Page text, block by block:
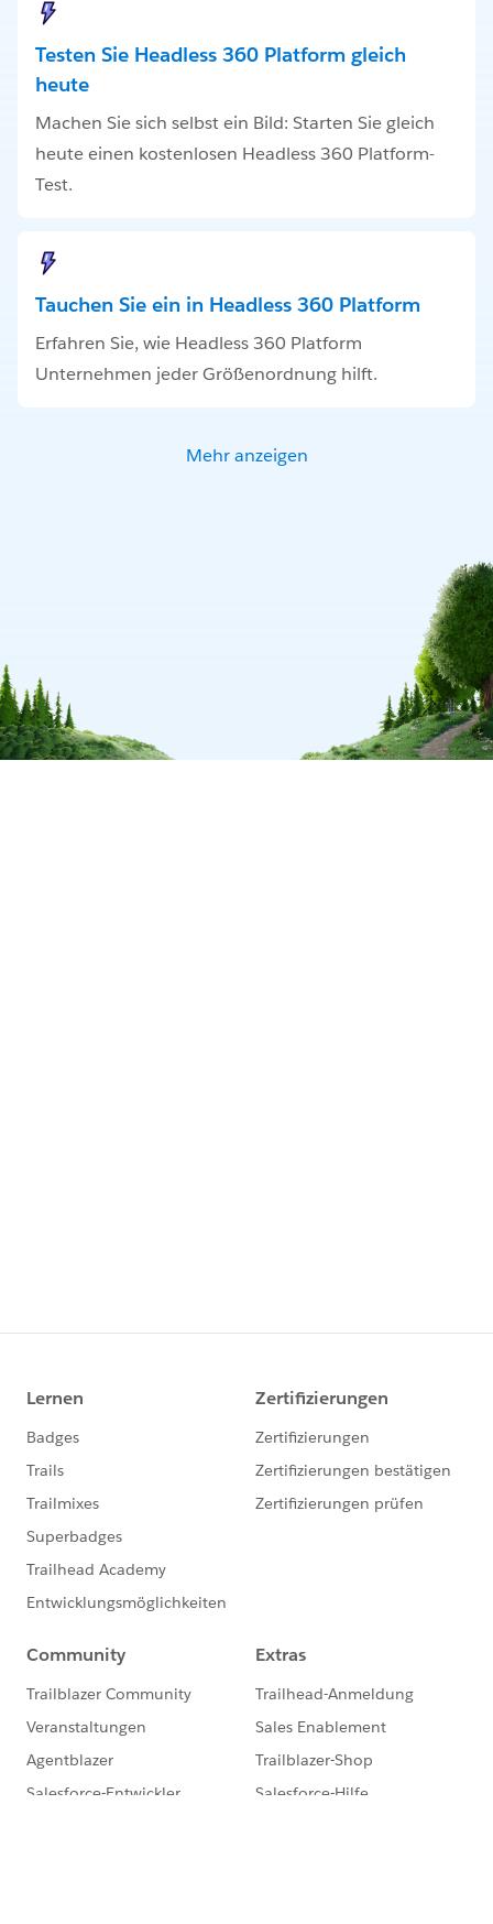
Testen Sie Headless 360 Platform gleich
heute
Machen Sie sich selbst ein Bild: Starten Sie gleich
heute einen kostenlosen Headless 360 Platform-
Test.
Tauchen Sie ein in Headless 360 Platform
Erfahren Sie, wie Headless 360 Platform
Unternehmen jeder Größenordnung hilft.
Mehr anzeigen